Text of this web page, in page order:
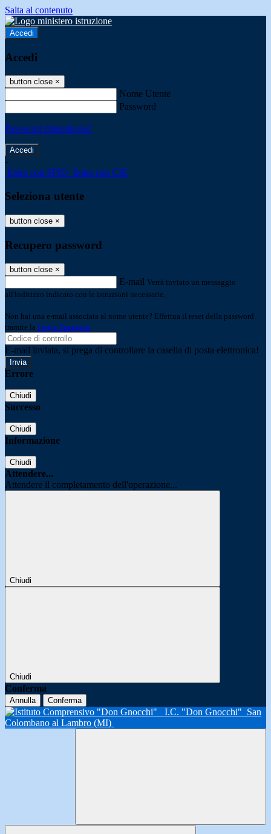
Salta al contenuto
Accedi
Accedi
button close ×
Nome Utente
Password
Password dimenticata?
-
Entra con SPID Entra con CIE
Seleziona utente
button close ×
Recupero password
button close ×
E-mail Verrà inviato un messaggio
all'indirizzo indicato con le istruzioni necessarie.
Non hai una e-mail associata al nome utente? Effettua il reset della password
tramite la Login Spaggiari
E-mail inviata, si prega di controllare la casella di posta elettronica!
Errore
Chiudi
Successo
Chiudi
Informazione
Chiudi
Attendere...
Attendere il completamento dell'operazione...
Chiudi
Chiudi
Conferma
Annulla Conferma
I.C. "Don Gnocchi" San
Colombano al Lambro (MI)